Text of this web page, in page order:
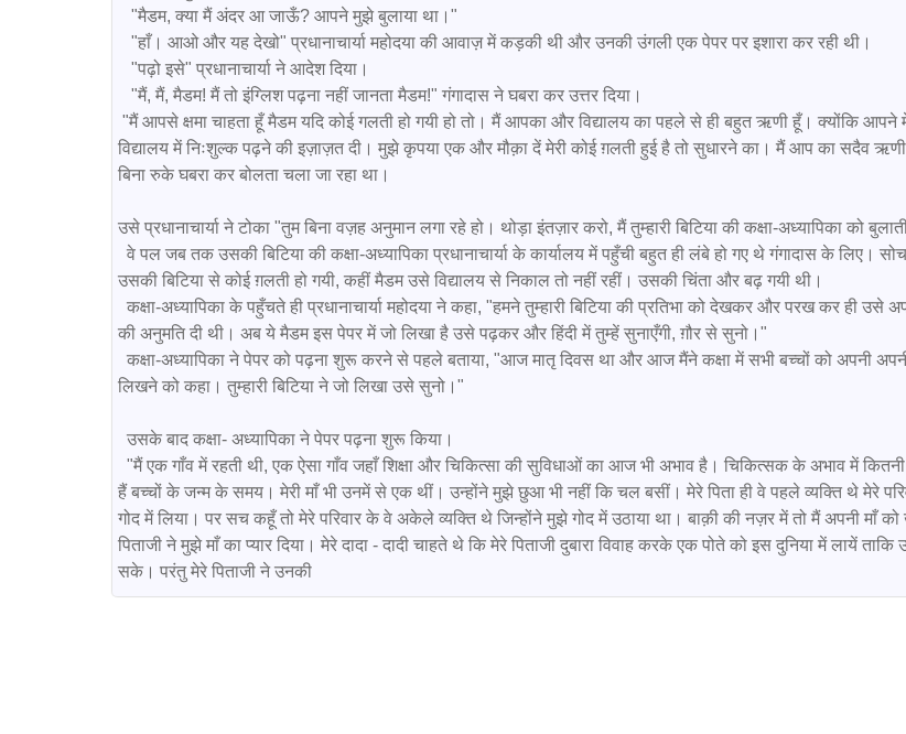
विद्यालय में निःशुल्क पढ़ने की इज़ाज़त दी। मुझे कृपया एक और मौक़ा दें मेरी कोई ग़लती हुई है तो सुधारने का। मैं आप का सदैव ऋणी
बिना रुके घबरा कर बोलता चला जा रहा था।
उसे प्रधानाचार्या ने टोका "तुम बिना वज़ह अनुमान लगा रहे हो। थोड़ा इंतज़ार करो, मैं तुम्हारी बिटिया की कक्षा-अध्यापिका को
उसकी बिटिया से कोई ग़लती हो गयी, कहीं मैडम उसे विद्यालय से निकाल तो नहीं रहीं। उसकी चिंता और बढ़ गयी थी।
की अनुमति दी थी। अब ये मैडम इस पेपर में जो लिखा है उसे पढ़कर और हिंदी में तुम्हें सुनाएँगी, ग़ौर से सुनो।"
लिखने को कहा। तुम्हारी बिटिया ने जो लिखा उसे सुनो।"
हैं बच्चों के जन्म के समय। मेरी माँ भी उनमें से एक थीं। उन्होंने मुझे छुआ भी नहीं कि चल बसीं। मेरे पिता ही वे पहले व्यक्ति थे मेरे
गोद में लिया। पर सच कहूँ तो मेरे परिवार के वे अकेले व्यक्ति थे जिन्होंने मुझे गोद में उठाया था। बाक़ी की नज़र में तो मैं अपनी माँ
पिताजी ने मुझे माँ का प्यार दिया। मेरे दादा - दादी चाहते थे कि मेरे पिताजी दुबारा विवाह करके एक पोते को इस दुनिया में लायें
सके। परंतु मेरे पिताजी ने उनकी